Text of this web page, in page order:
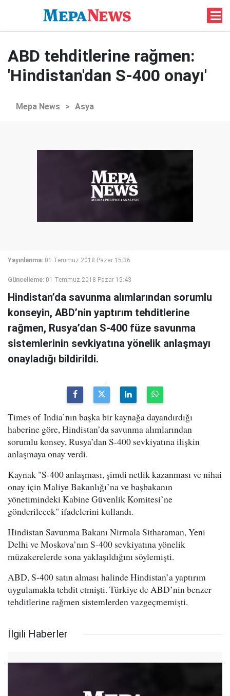
ABD tehditlerine rağmen:
'Hindistan'dan S-400 onayı'
Mepa News > Asya
Yayınlanma: 01 Temmuz 2018 Pazar 15:36
Güncelleme: 01 Temmuz 2018 Pazar 15:43
Hindistan’da savunma alımlarından sorumlu
konseyin, ABD’nin yaptırım tehditlerine
rağmen, Rusya’dan S-400 füze savunma
sistemlerinin sevkiyatına yönelik anlaşmayı
onayladığı bildirildi.
Times of India’nın başka bir kaynağa dayandırdığı
haberine göre, Hindistan’da savunma alımlarından
sorumlu konsey, Rusya’dan S-400 sevkiyatına ilişkin
anlaşmaya onay verdi.
Kaynak "S-400 anlaşması, şimdi netlik kazanması ve nihai
onay için Maliye Bakanlığı’na ve başbakanın
yönetimindeki Kabine Güvenlik Komitesi’ne
gönderilecek" ifadelerini kullandı.
Hindistan Savunma Bakanı Nirmala Sitharaman, Yeni
Delhi ve Moskova’nın S-400 sevkiyatına yönelik
müzakerelerde sona yaklaşıldığını söylemişti.
ABD, S-400 satın alması halinde Hindistan’a yaptırım
uygulamakla tehdit etmişti. Türkiye de ABD’nin benzer
tehditlerine rağmen sistemlerden vazgeçmemişti.
İlgili Haberler